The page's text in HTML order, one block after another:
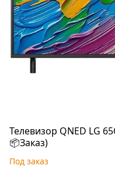
Телевизор QNED LG
📦Заказ)
Под заказ